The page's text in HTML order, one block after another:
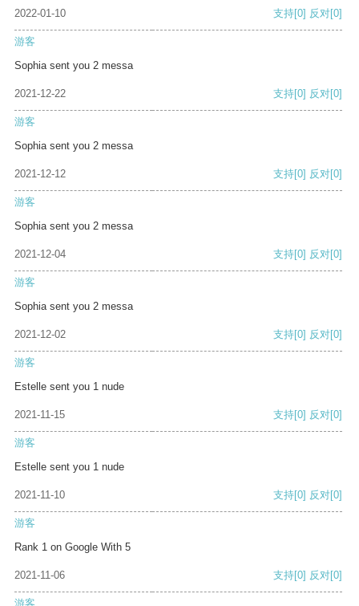
2022-01-10 支持[0] 反对[0]
游客
Sophia sent you 2 messa
2021-12-22 支持[0] 反对[0]
游客
Sophia sent you 2 messa
2021-12-12 支持[0] 反对[0]
游客
Sophia sent you 2 messa
2021-12-04 支持[0] 反对[0]
游客
Sophia sent you 2 messa
2021-12-02 支持[0] 反对[0]
游客
Estelle sent you 1 nude
2021-11-15 支持[0] 反对[0]
游客
Estelle sent you 1 nude
2021-11-10 支持[0] 反对[0]
游客
Rank 1 on Google With 5
2021-11-06 支持[0] 反对[0]
游客